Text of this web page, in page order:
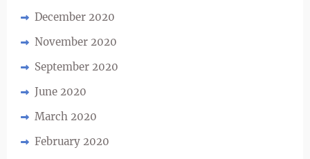
December 2020
November 2020
September 2020
June 2020
March 2020
February 2020